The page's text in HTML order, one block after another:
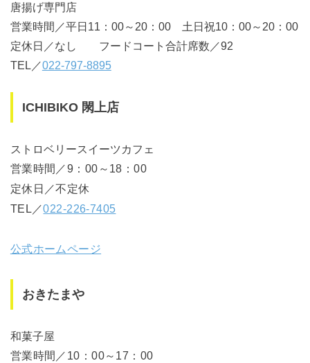
唐揚げ専門店
営業時間／平日11：00～20：00 土日祝10：00～20：00
定休日／なし フードコート合計席数／92
TEL／022-797-8895
ICHIBIKO 閖上店
ストロベリースイーツカフェ
営業時間／9：00～18：00
定休日／不定休
TEL／022-226-7405
公式ホームページ
おきたまや
和菓子屋
営業時間／10：00～17：00